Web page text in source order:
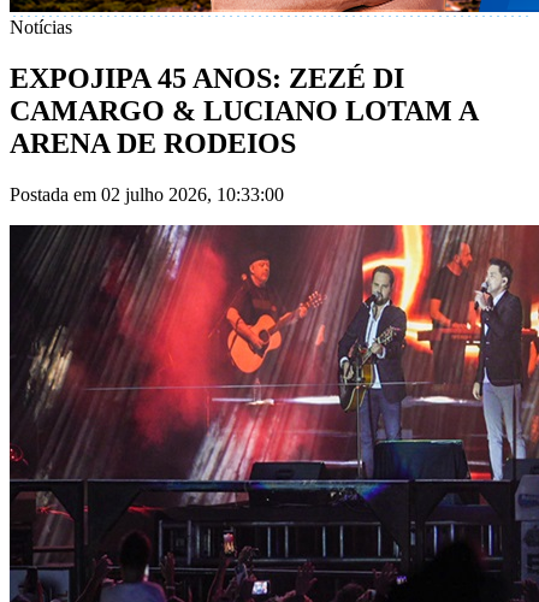
Notícias
EXPOJIPA 45 ANOS: ZEZÉ DI
CAMARGO & LUCIANO LOTAM A
ARENA DE RODEIOS
Postada em 02 julho 2026, 10:33:00